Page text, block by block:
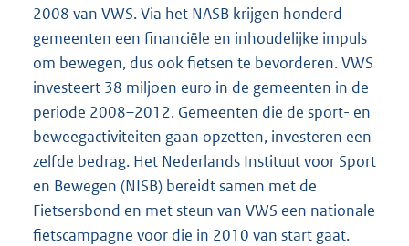
2008 van VWS. Via het NASB krijgen honderd
gemeenten een financiële en inhoudelijke impuls
om bewegen, dus ook fietsen te bevorderen. VWS
investeert 38 miljoen euro in de gemeenten in de
periode 2008–2012. Gemeenten die de sport- en
beweegactiviteiten gaan opzetten, investeren een
zelfde bedrag. Het Nederlands Instituut voor Sport
en Bewegen (NISB) bereidt samen met de
Fietsersbond en met steun van VWS een nationale
fietscampagne voor die in 2010 van start gaat.